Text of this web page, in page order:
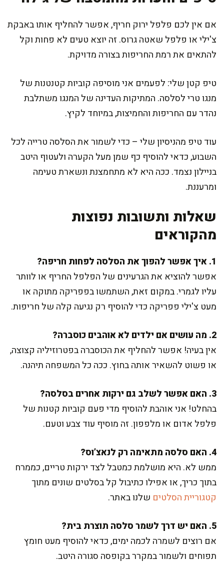
אם אין לכם פלפל ירוק חריף, אפשר להחליף אותו באבקת
צ'ילי או פלפל שאטה גרוס. זה יוצא טעים לא פחות וקל
להתאים את רמת החריפות בצורה מדויקת.
טיפ קטן שלי: לפעמים אני מוסיפה קוביות קטנטנות של
מנגו טרי לסלסה. המתיקות העדינה של המנגו משתלבת
נהדר עם החריפות והחמיצות, במיוחד לקיץ.
עוד טיפ מהניסיון שלי – כדי לשמור את הסלסה טרייה לכל
השבוע, כדאי להוסיף כף שמן מעל הקערה ולעטוף היטב
בניילון נצמד. ככה היא לא מתחמצנת ונשארת טעימה
ומרעננת.
שאלות ותשובות נפוצות
מהקוראים
1. איך אפשר להפוך את הסלסה לפחות חריפה?
אפשר להוציא את הגרעינים של הפלפל החריף או לוותר
עליו לגמרי. במקום זאת, השתמשו בפפריקה מתוקה או
מעט צ'ילי פפריקה כדי להוסיף רק נגיעה קלה של חריפות.
2. מה עושים אם ילדים לא אוהבים כוסברה?
אין בעיה! אפשר להחליף את הכוסברה בפטרוזיליה קצוצה,
או פשוט להשאיר אותה בחוץ. ככה כל המשפחה תיהנה.
3. האם אפשר לשלב גם ירקות אחרים בסלסה?
בהחלט! אני אוהבת להוסיף מדי פעם קוביות קטנות של
פלפל אדום או מלפפון. זה מוסיף עוד צבע וטעם.
4. האם סלסה מתאימה רק לנאצ’וס?
ממש לא. היא מושלמת כמטבל לצד ירקות טריים, כממרח
בתוך כריך, או אפילו כתיבול קל בסלטים שונים מתוך
קטגוריית הסלטים שלנו באתר.
5. האם יש דרך לשמר סלסה תוצרת בית?
אם רוצים לשמרה לכמה ימים, כדאי להוסיף מעט חומץ
תפוחים ולשמור במקרר בקופסה סגורה היטב.